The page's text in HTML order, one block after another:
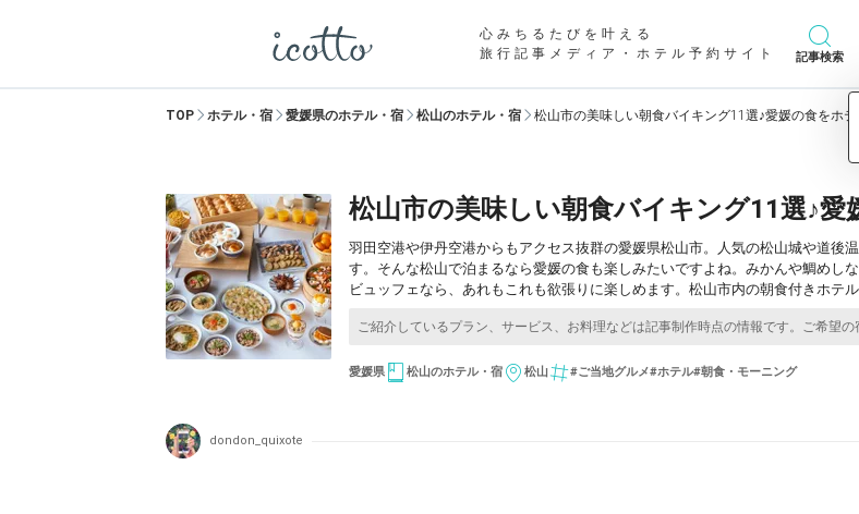
心みちるたびを叶える
旅行記事メディア・ホテル予約サイト
記事検索
TOP ホテル・宿 愛媛県のホテル・宿 松山のホテル・宿 松山市の美味しい朝食バイキング11選♪愛媛の食をホテ
松山市の美味しい朝食バイキング11選♪
羽田空港や伊丹空港からもアクセス抜群の愛媛県松山市。人気の松山城や道後
す。そんな松山で泊まるなら愛媛の食も楽しみたいですよね。みかんや鯛めし
ビュッフェなら、あれもこれも欲張りに楽しめます。松山市内の朝食付きホテ
愛媛県 松山のホテル・宿 松山 #ご当地グルメ#ホテル#朝食・モーニング
dondon_quixote